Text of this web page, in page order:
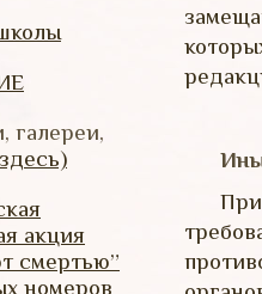
галереи,
акция
смертью”
номеров